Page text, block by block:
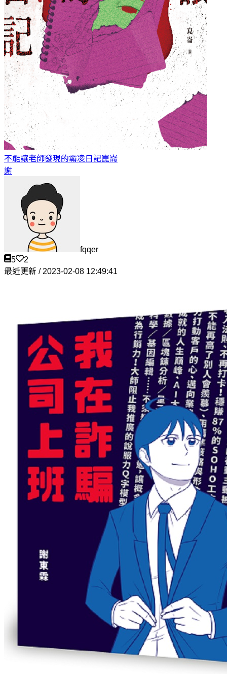
不能讓老師發現的霸凌日記崑崙
謝
fqqer
5
2
最近更新 / 2023-02-08 12:49:41